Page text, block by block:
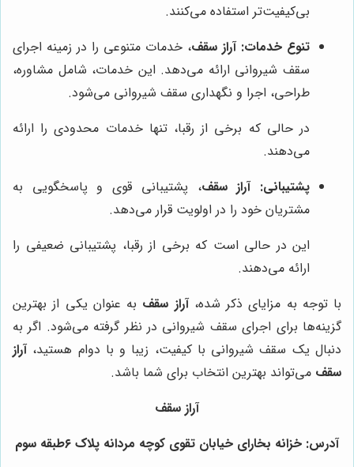
بی‌کیفیت‌تر استفاده می‌کنند.
تنوع خدمات: آراز سقف، خدمات متنوعی را در زمینه اجرای
سقف شیروانی ارائه می‌دهد. این خدمات، شامل مشاوره،
طراحی، اجرا و نگهداری سقف شیروانی می‌شود.
در حالی که برخی از رقبا، تنها خدمات محدودی را ارائه
می‌دهند.
پشتیبانی: آراز سقف، پشتیبانی قوی و پاسخگویی به
مشتریان خود را در اولویت قرار می‌دهد.
این در حالی است که برخی از رقبا، پشتیبانی ضعیفی را
ارائه می‌دهند.
با توجه به مزایای ذکر شده،آراز سقف به عنوان یکی از بهترین
گزینه‌ها برای اجرای سقف شیروانی در نظر گرفته می‌شود. اگر به
دنبال یک سقف شیروانی با کیفیت، زیبا و با دوام هستید،آراز
سقف می‌تواند بهترین انتخاب برای شما باشد.
آراز سقف
آدرس: خزانه بخارای خیابان تقوی کوچه مردانه پلاک ۶طبقه سوم